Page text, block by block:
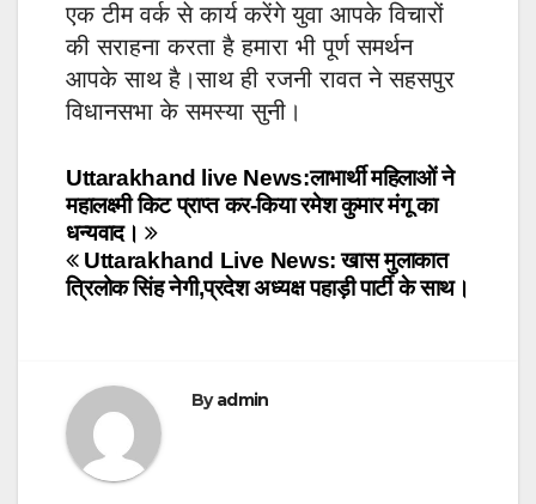
एक टीम वर्क से कार्य करेंगे युवा आपके विचारों
की सराहना करता है हमारा भी पूर्ण समर्थन
आपके साथ है।साथ ही रजनी रावत ने सहसपुर
विधानसभा के समस्या सुनी।
Post
navigation
Uttarakhand live News:लाभार्थी महिलाओं ने
महालक्ष्मी किट प्राप्त कर-किया रमेश कुमार मंगू का
धन्यवाद।
Uttarakhand Live News: खास मुलाकात
त्रिलोक सिंह नेगी,प्रदेश अध्यक्ष पहाड़ी पार्टी के साथ।
Byadmin